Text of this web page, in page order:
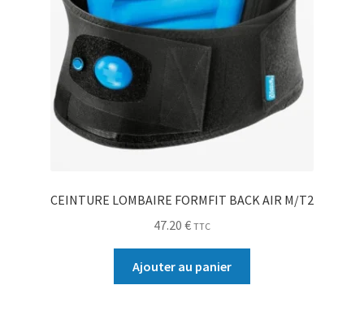
CEINTURE LOMBAIRE FORMFIT BACK AIR M/T2
47.20 € TTC
Ajouter au panier